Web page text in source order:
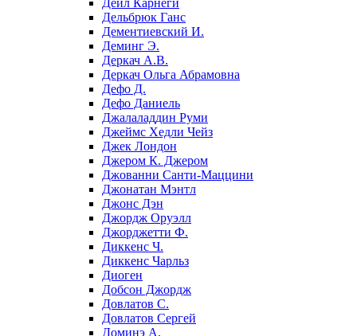
Дейл Карнеги
Дельбрюк Ганс
Дементиевский И.
Деминг Э.
Деркач А.В.
Деркач Ольга Абрамовна
Дефо Д.
Дефо Даниель
Джалаладдин Руми
Джеймс Хедли Чейз
Джек Лондон
Джером К. Джером
Джованни Санти-Маццини
Джонатан Мэнтл
Джонс Дэн
Джордж Оруэлл
Джорджетти Ф.
Диккенс Ч.
Диккенс Чарльз
Диоген
Добсон Джордж
Довлатов С.
Довлатов Сергей
Доминэ А.